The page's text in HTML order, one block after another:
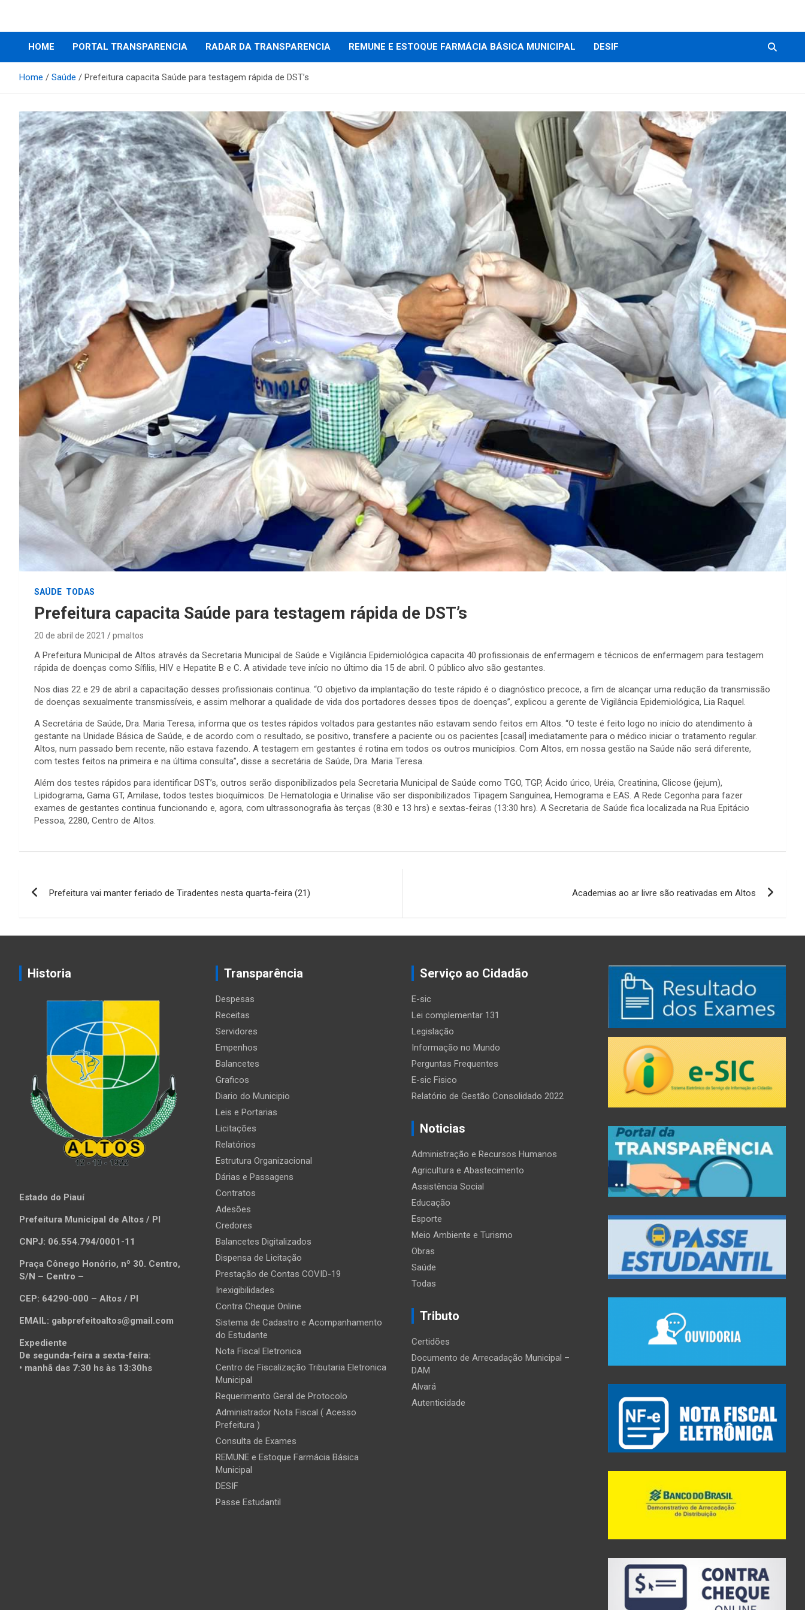
Prefeitura Municipal de
Altos / PI
HOME PORTAL TRANSPARENCIA RADAR DA TRANSPARENCIA REMUNE E ESTOQUE FARMÁCIA BÁSICA MUNICIPAL DESIF
Home Saúde Prefeitura capacita Saúde para testagem rápida de DST’s
SAÚDE TODAS
Prefeitura capacita Saúde para testagem rápida de DST’s
20 de abril de 2021 pmaltos
A Prefeitura Municipal de Altos através da Secretaria Municipal de Saúde e Vigilância Epidemiológica capacita 40 profissionais de enfermagem e técnicos de enfermagem para testagem
rápida de doenças como Sífilis, HIV e Hepatite B e C. A atividade teve início no último dia 15 de abril. O público alvo são gestantes.
Nos dias 22 e 29 de abril a capacitação desses profissionais continua. “O objetivo da implantação do teste rápido é o diagnóstico precoce, a fim de alcançar uma redução da transmissão
de doenças sexualmente transmissíveis, e assim melhorar a qualidade de vida dos portadores desses tipos de doenças”, explicou a gerente de Vigilância Epidemiológica, Lia Raquel.
A Secretária de Saúde, Dra. Maria Teresa, informa que os testes rápidos voltados para gestantes não estavam sendo feitos em Altos. “O teste é feito logo no início do atendimento à
gestante na Unidade Básica de Saúde, e de acordo com o resultado, se positivo, transfere a paciente ou os pacientes [casal] imediatamente para o médico iniciar o tratamento regular.
Altos, num passado bem recente, não estava fazendo. A testagem em gestantes é rotina em todos os outros municípios. Com Altos, em nossa gestão na Saúde não será diferente,
com testes feitos na primeira e na última consulta”, disse a secretária de Saúde, Dra. Maria Teresa.
Além dos testes rápidos para identificar DST’s, outros serão disponibilizados pela Secretaria Municipal de Saúde como TGO, TGP, Ácido úrico, Uréia, Creatinina, Glicose (jejum),
Lipidograma, Gama GT, Amilase, todos testes bioquímicos. De Hematologia e Urinalise vão ser disponibilizados Tipagem Sanguínea, Hemograma e EAS. A Rede Cegonha para fazer
exames de gestantes continua funcionando e, agora, com ultrassonografia às terças (8:30 e 13 hrs) e sextas-feiras (13:30 hrs). A Secretaria de Saúde fica localizada na Rua Epitácio
Pessoa, 2280, Centro de Altos.
Post
Prefeitura vai manter feriado de Tiradentes nesta quarta-feira (21) Academias ao ar livre são reativadas em Altos
Historia
Estado do Piauí
Prefeitura Municipal de Altos / PI
CNPJ: 06.554.794/0001-11
Praça Cônego Honório, nº 30. Centro,
S/N – Centro –
CEP: 64290-000 – Altos / PI
EMAIL: gabprefeitoaltos@gmail.com
Expediente
De segunda-feira a sexta-feira:
• manhã das 7:30 hs às 13:30hs
Transparência
Despesas
Receitas
Servidores
Empenhos
Balancetes
Graficos
Diario do Municipio
Leis e Portarias
Licitações
Relatórios
Estrutura Organizacional
Dárias e Passagens
Contratos
Adesões
Credores
Balancetes Digitalizados
Dispensa de Licitação
Prestação de Contas COVID-19
Inexigibilidades
Contra Cheque Online
Sistema de Cadastro e Acompanhamento
do Estudante
Nota Fiscal Eletronica
Centro de Fiscalização Tributaria Eletronica
Municipal
Requerimento Geral de Protocolo
Administrador Nota Fiscal ( Acesso
Prefeitura )
Consulta de Exames
REMUNE e Estoque Farmácia Básica
Municipal
DESIF
Passe Estudantil
Serviço ao Cidadão
E-sic
Lei complementar 131
Legislação
Informação no Mundo
Perguntas Frequentes
E-sic Fisico
Relatório de Gestão Consolidado 2022
Noticias
Administração e Recursos Humanos
Agricultura e Abastecimento
Assistência Social
Educação
Esporte
Meio Ambiente e Turismo
Obras
Saúde
Todas
Tributo
Certidões
Documento de Arrecadação Municipal –
DAM
Alvará
Autenticidade